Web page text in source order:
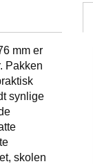
mm er
Pakken
synlige
skolen